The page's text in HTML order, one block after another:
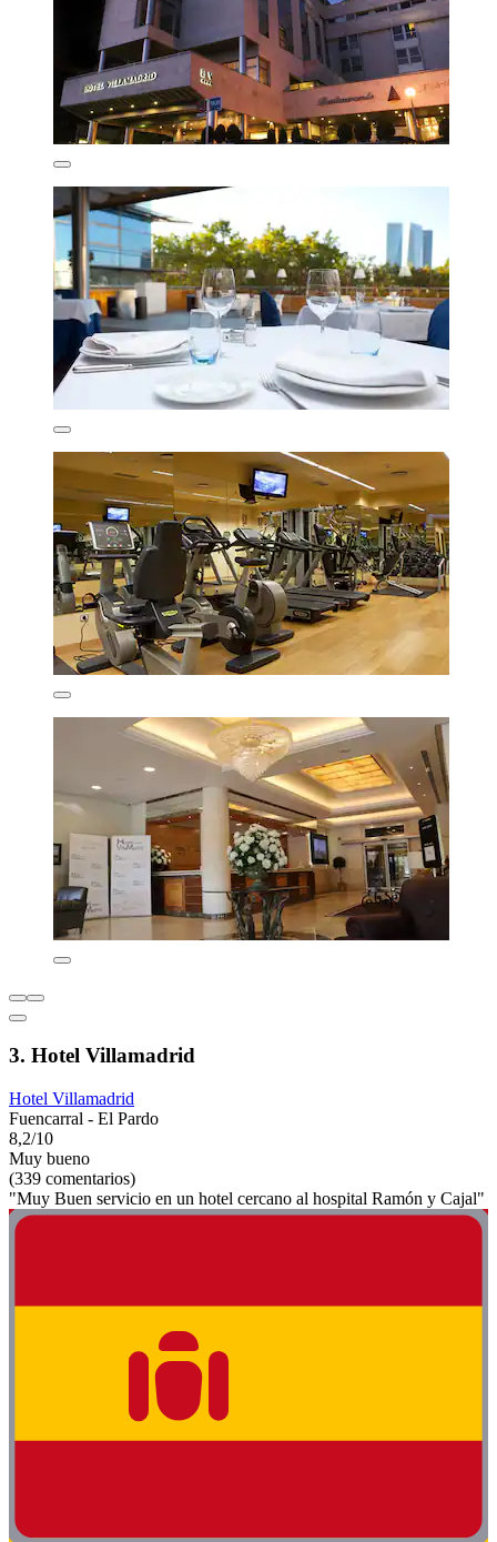
3. Hotel Villamadrid
Hotel Villamadrid
Fuencarral - El Pardo
8,2/10
Muy bueno
(339 comentarios)
"Muy Buen servicio en un hotel cercano al hospital Ramón y Cajal"